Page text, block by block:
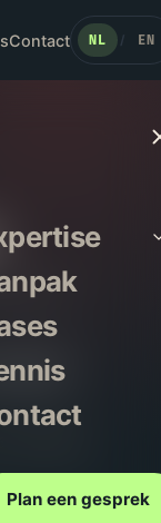
Contact NL / EN
Plan een gesprek
aanpak